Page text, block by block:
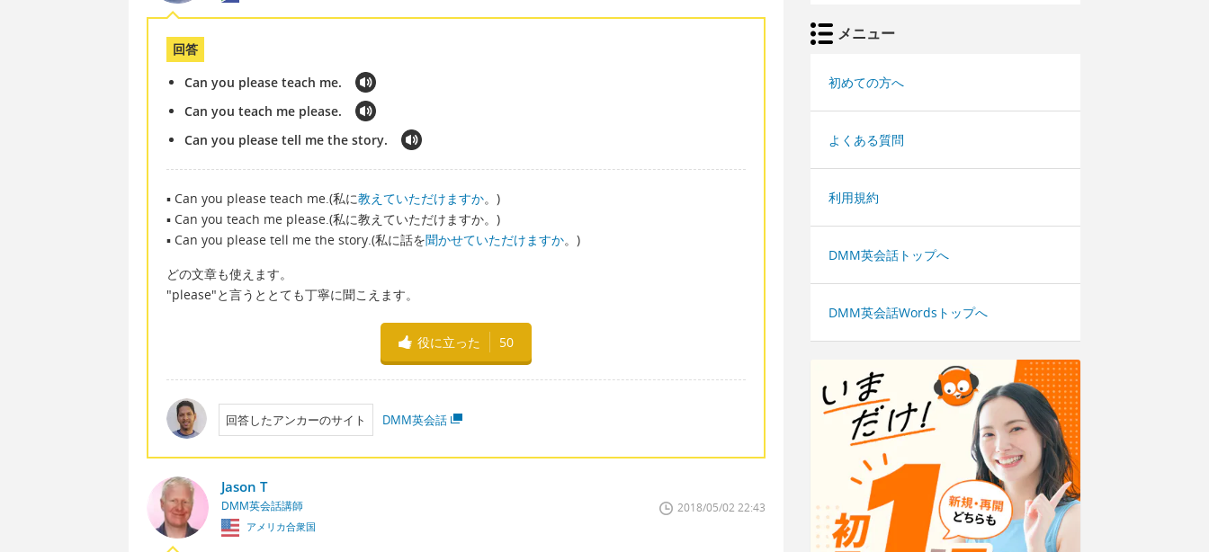
回答
Can you please teach me.
Can you teach me please.
Can you please tell me the story.
▪ Can you please teach me.(私に教えていただけますか。)
▪ Can you teach me please.(私に教えていただけますか。)
▪ Can you please tell me the story.(私に話を聞かせていただけますか。)
どの文章も使えます。
"please"と言うととても丁寧に聞こえます。
役に立った 50
回答したアンカーのサイト DMM英会話
Jason T
DMM英会話講師
アメリカ合衆国
2018/05/02 22:43
メニュー
初めての方へ
よくある質問
利用規約
DMM英会話トップへ
DMM英会話Wordsトップへ